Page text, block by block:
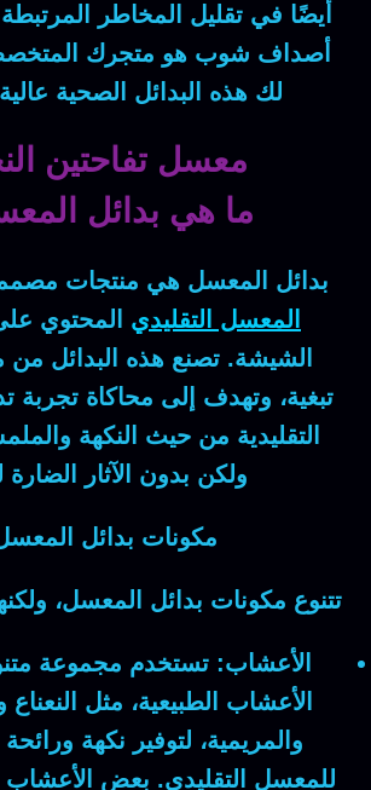
أيضًا في تقليل المخاطر المرتبطة
أصداف شوب هو متجرك
لك هذه البدائل الصحية
معسل تفاحتين
ما هي بدائل
بدائل المعسل هي منتجات
المعسل التقليدي المحتوي
الشيشة. تصنع هذه البدائل من
تبغية، وتهدف إلى محاكاة تجربة
التقليدية من حيث النكهة
ولكن بدون الآثار الضارة
مكونات بدائل
تتنوع مكونات بدائل المعسل،
الأعشاب: تستخدم مجموعة
الأعشاب الطبيعية، مثل النعناع
والمريمية، لتوفير نكهة ورائحة
للمعسل التقليدي. بعض